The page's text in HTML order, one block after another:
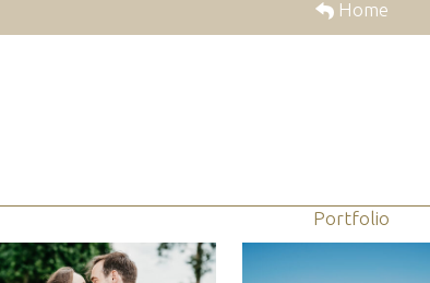
Home
Portfolio